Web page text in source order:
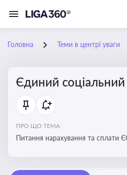
Головна Теми в центрі уваги
Єдиний
ПРО ЩО ТЕМА:
Питання нарахування та сплати